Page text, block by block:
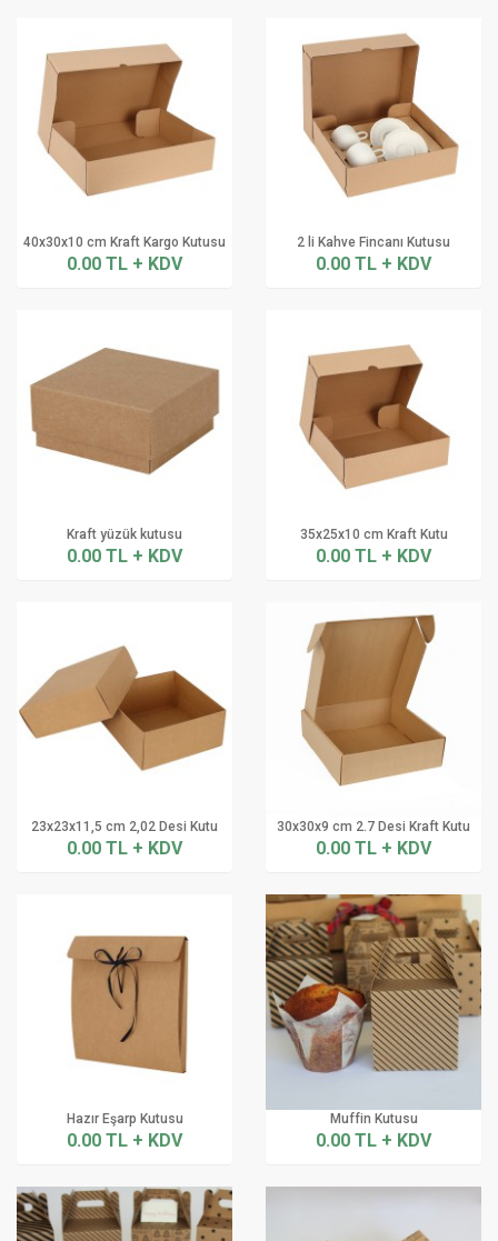
40x30x10 cm Kraft Kargo Kutusu
0.00 TL + KDV
2 li Kahve Fincanı Kutusu
0.00 TL + KDV
Kraft yüzük kutusu
0.00 TL + KDV
35x25x10 cm Kraft Kutu
0.00 TL + KDV
23x23x11,5 cm 2,02 Desi Kutu
0.00 TL + KDV
30x30x9 cm 2.7 Desi Kraft Kutu
0.00 TL + KDV
Hazır Eşarp Kutusu
0.00 TL + KDV
Muffin Kutusu
0.00 TL + KDV